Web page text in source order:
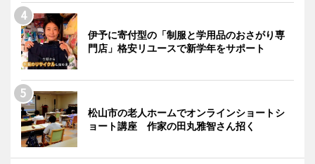
伊予に寄付型の「制服と学用品のおさがり専
門店」格安リユースで新学年をサポート
松山市の老人ホームでオンラインショートシ
ョート講座 作家の田丸雅智さん招く